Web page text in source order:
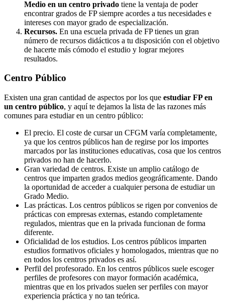
Medio en un centro privado tiene la ventaja de poder
encontrar grados de FP siempre acordes a tus necesidades e
intereses con mayor grado de especialización.
Recursos. En una escuela privada de FP tienes un gran
número de recursos didácticos a tu disposición con el objetivo
de hacerte más cómodo el estudio y lograr mejores
resultados.
Centro Público
Existen una gran cantidad de aspectos por los que estudiar FP en
un centro público, y aquí te dejamos la lista de las razones más
comunes para estudiar en un centro público:
El precio. El coste de cursar un CFGM varía completamente,
ya que los centros públicos han de regirse por los importes
marcados por las instituciones educativas, cosa que los centros
privados no han de hacerlo.
Gran variedad de centros. Existe un amplio catálogo de
centros que imparten grados medios geográficamente. Dando
la oportunidad de acceder a cualquier persona de estudiar un
Grado Medio.
Las prácticas. Los centros públicos se rigen por convenios de
prácticas con empresas externas, estando completamente
regulados, mientras que en la privada funcionan de forma
diferente.
Oficialidad de los estudios. Los centros públicos imparten
estudios formativos oficiales y homologados, mientras que no
en todos los centros privados es así.
Perfil del profesorado. En los centros públicos suele escoger
perfiles de profesores con mayor formación académica,
mientras que en los privados suelen ser perfiles con mayor
experiencia práctica y no tan teórica.